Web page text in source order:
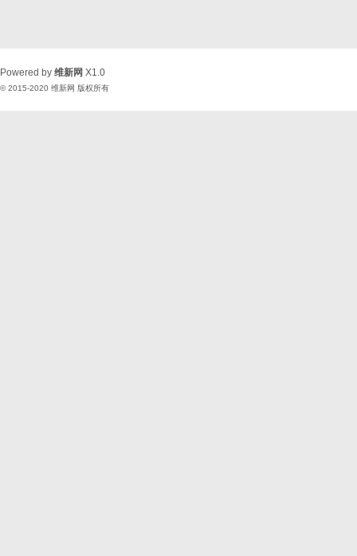
Powered by 维新网 X1.0
© 2015-2020 维新网 版权所有